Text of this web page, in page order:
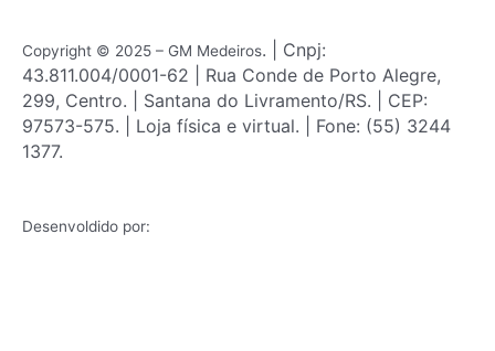
m
Copyright © 2025 – GM Medeiros. | Cnpj:
43.811.004/0001-62 | Rua Conde de Porto Alegre,
299, Centro. | Santana do Livramento/RS. | CEP:
97573-575. | Loja física e virtual. | Fone: (55) 3244
1377.
Desenvoldido por: